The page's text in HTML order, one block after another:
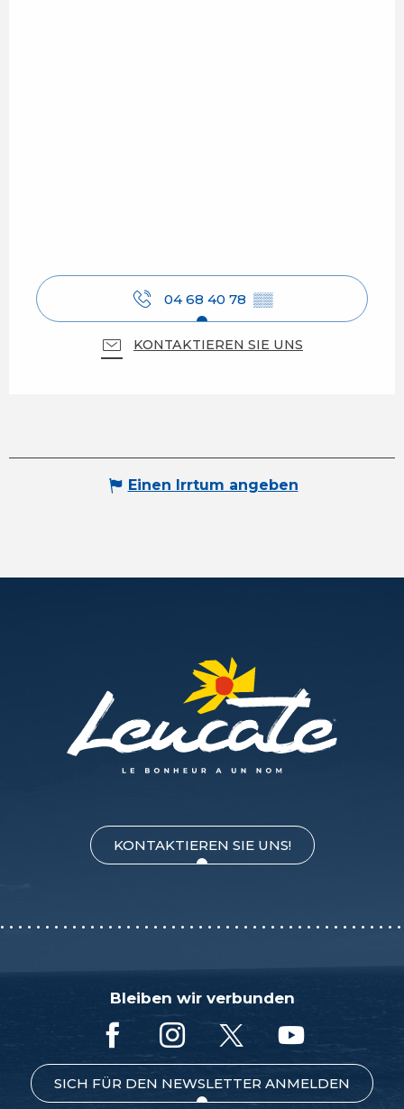
04 68 40 78 ▒▒
KONTAKTIEREN SIE UNS
Einen Irrtum angeben
KONTAKTIEREN SIE UNS!
Bleiben wir verbunden
SICH FÜR DEN NEWSLETTER ANMELDEN